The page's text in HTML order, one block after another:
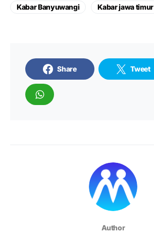
Kabar Banyuwangi Kabar jawa timur
Share Tweet
Author